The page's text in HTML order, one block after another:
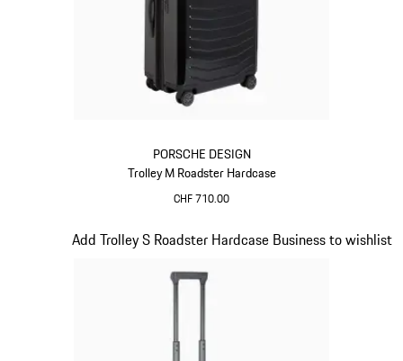
PORSCHE DESIGN
Trolley M Roadster Hardcase
CHF 710.00
Add Trolley S Roadster Hardcase Business to wishlist
Diapositiva 12 di 20